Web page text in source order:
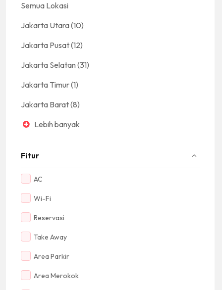
Semua Lokasi
Jakarta Utara(10)
Jakarta Pusat(12)
Jakarta Selatan (31)
Jakarta Timur(1)
Jakarta Barat(8)
Lebih banyak
Fitur
AC
Wi-Fi
Reservasi
Take Away
Area Parkir
Area Merokok